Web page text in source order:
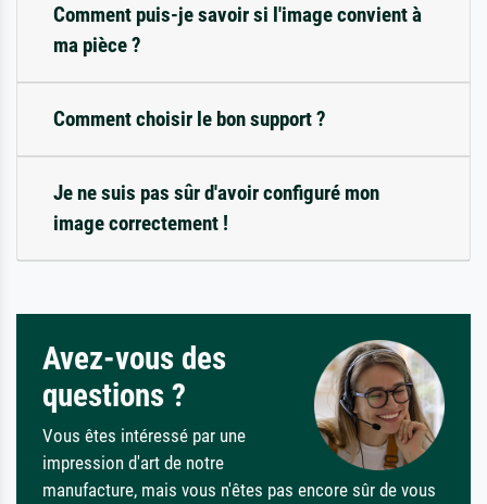
Comment puis-je savoir si l'image convient à
ma pièce ?
Comment choisir le bon support ?
Je ne suis pas sûr d'avoir configuré mon
image correctement !
Avez-vous des
questions ?
Vous êtes intéressé par une
impression d'art de notre
manufacture, mais vous n'êtes pas encore sûr de vous